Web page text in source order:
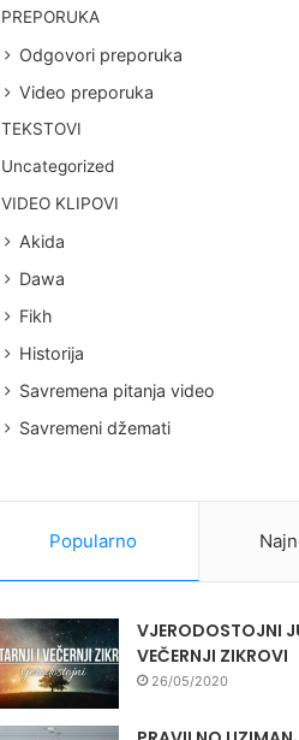
PREPORUKA
Odgovori preporuka
Video preporuka
TEKSTOVI
Uncategorized
VIDEO KLIPOVI
Akida
Dawa
Fikh
Historija
Savremena pitanja video
Savremeni džemati
Popularno
VJERODOSTOJNI
VEČERNJI ZIKROVI
26/05/2020